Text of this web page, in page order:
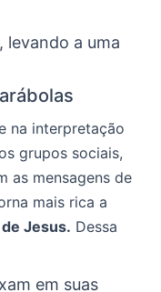
levando a uma
na interpretação
grupos sociais,
as mensagens de
mais rica a
Jesus. Dessa
em suas